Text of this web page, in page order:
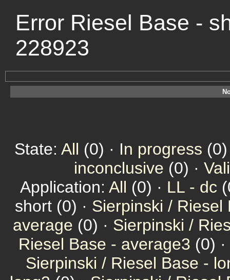
Error Riesel Base -
228923
State: All (0) · In progress
inconclusive (0) ·
Application: All (0) · LL - dc
short (0) · Sierpinski / Riesel
average (0) · Sierpinski /
Riesel Base - average3 (0) ·
Sierpinski / Riesel Base -